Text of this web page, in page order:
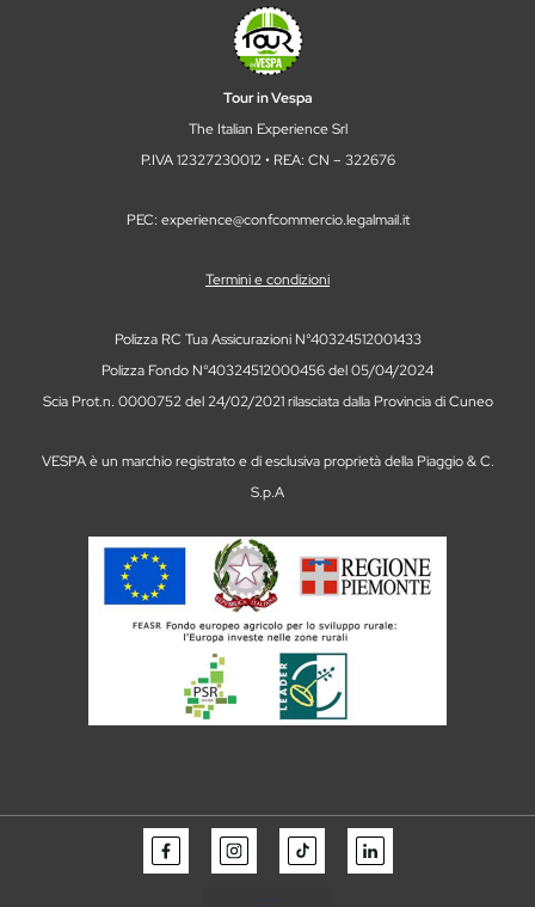
Tour in Vespa
The Italian Experience Srl
P.IVA 12327230012 • REA: CN – 322676
PEC: experience@confcommercio.legalmail.it
Termini e condizioni
Polizza RC Tua Assicurazioni N°40324512001433
Polizza Fondo N°40324512000456 del 05/04/2024
Scia Prot.n. 0000752 del 24/02/2021 rilasciata dalla Provincia di Cuneo
VESPA è un marchio registrato e di esclusiva proprietà della Piaggio & C.
S.p.A